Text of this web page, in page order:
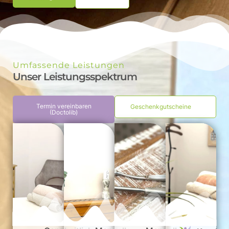
Umfassende Leistungen
Unser Leistungsspektrum
Termin vereinbaren
(Doctolib)
Geschenkgutscheine